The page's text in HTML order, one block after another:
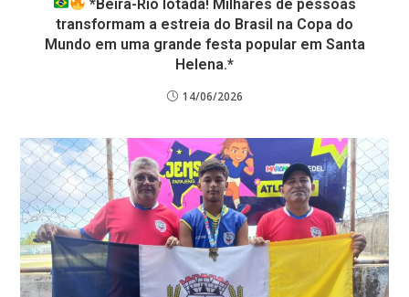
*Beira-Rio lotada! Milhares de pessoas
transformam a estreia do Brasil na Copa do
Mundo em uma grande festa popular em Santa
Helena.*
14/06/2026